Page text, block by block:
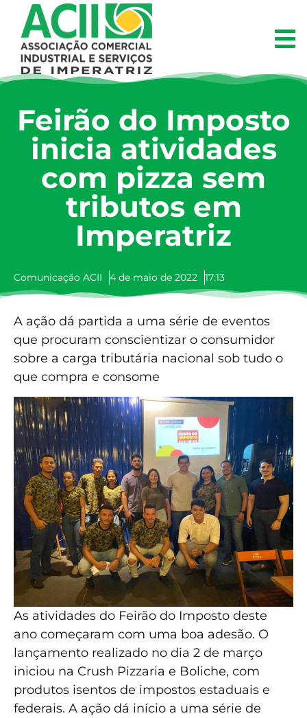
Feirão do Imposto
inicia atividades
com pizza sem
tributos em
Imperatriz
Comunicação ACII 4 de maio de 2022 17:13
A ação dá partida a uma série de eventos
que procuram conscientizar o consumidor
sobre a carga tributária nacional sob tudo o
que compra e consome
As atividades do Feirão do Imposto deste
ano começaram com uma boa adesão. O
lançamento realizado no dia 2 de março
iniciou na Crush Pizzaria e Boliche, com
produtos isentos de impostos estaduais e
federais. A ação dá início a uma série de